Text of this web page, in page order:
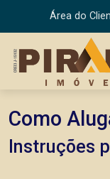
Área do
Como
Instruções